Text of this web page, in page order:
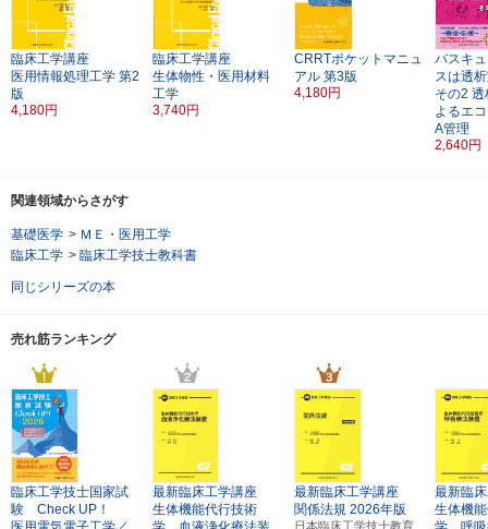
臨床工学講座
医用情報処理工学 第2
版
4,180円
臨床工学講座
生体物性・医用材料
工学
3,740円
CRRTポケットマニュ
アル 第3版
4,180円
バスキ
スは透
その2 透
よるエ
A管理
2,640円
関連領域からさがす
基礎医学 > ＭＥ・医用工学
臨床工学 > 臨床工学技士教科書
同じシリーズの本
売れ筋ランキング
臨床工学技士国家試
験 Check UP！
最新臨床工学講座
生体機能代行技術
最新臨床工学講座
関係法規 2026年版
日本臨床工学技士教育
最新臨
生体機